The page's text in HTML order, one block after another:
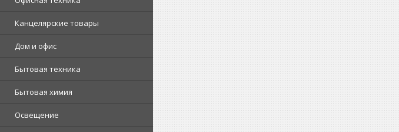
Канцелярские товары
Дом и офис
Бытовая техника
Бытовая химия
Освещение